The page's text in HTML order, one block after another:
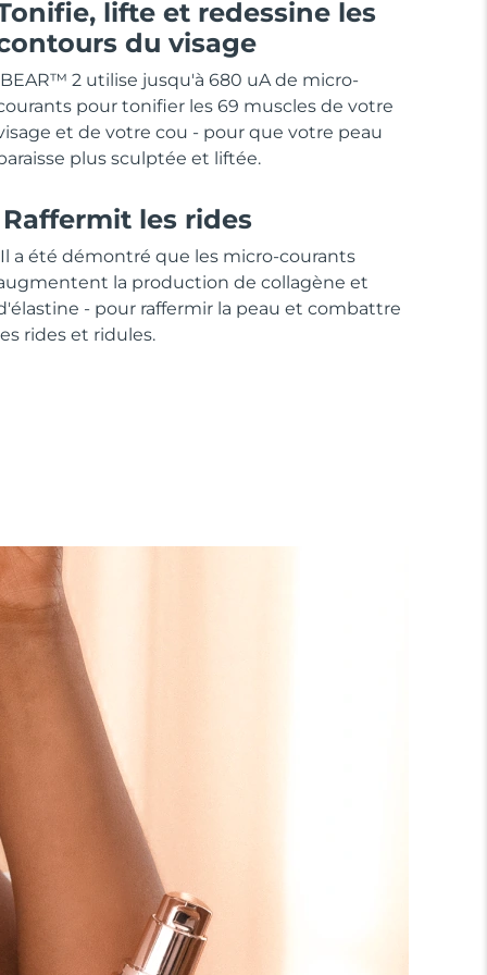
lifte et redessine les
du visage
2 utilise jusqu'à 680 uA de micro-
pour tonifier les 69 muscles de votre
et de votre cou - pour que votre peau
plus sculptée et liftée.
les rides
a été démontré que les micro-courants
la production de collagène et
- pour raffermir la peau et combattre
rides et ridules.